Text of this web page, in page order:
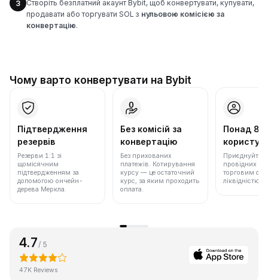
3
Створіть безплатний акаунт Bybit, щоб конвертувати, купувати,
продавати або торгувати SOL з нульовою комісією за
конвертацію.
Чому варто конвертувати на Bybit
Підтвердження
резервів
Резерви 1:1 зі
щомісячним
підтвердженням за
допомогою ончейн-
дерева Меркла.
Без комісій за
конвертацію
Без прихованих
платежів. Котирування
курсу — це остаточний
курс, за яким проходить
оплата.
Понад 86
Приєднуйтеся
провідних
торговим
ліквідністю.
4.7 / 5
47K Reviews